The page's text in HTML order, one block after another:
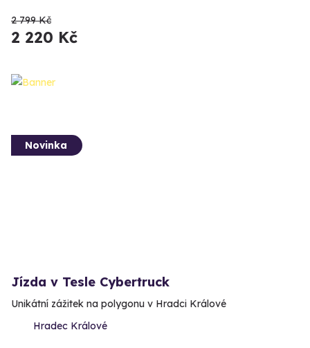
2 799 Kč
2 220 Kč
Novinka
Jízda v Tesle Cybertruck
Unikátní zážitek na polygonu v Hradci Králové
Hradec Králové